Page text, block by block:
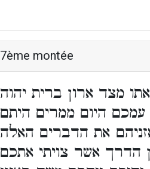
7ème montée
מצד ארון ברית יהוה
היום ממרים היתם
את הדברים האלה
הדרך אשר צויתי אתכם